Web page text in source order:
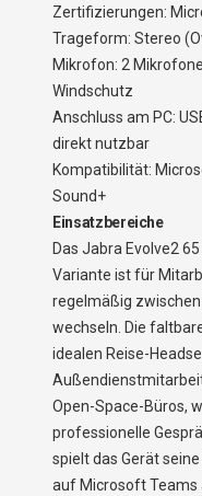
Zertifizierungen:
Trageform: Stereo
Mikrofon: 2
Windschutz
Anschluss am PC:
direkt nutzbar
Kompatibilität:
Sound+
Einsatzbereiche
Das Jabra Evolve2
Variante ist für
regelmäßig
wechseln. Die
idealen Reise-
Open-Space-Büros,
professionelle
spielt das Gerät
auf Microsoft